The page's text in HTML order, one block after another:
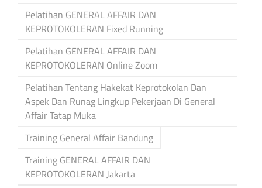
Pelatihan GENERAL AFFAIR DAN
KEPROTOKOLERAN Fixed Running
Pelatihan GENERAL AFFAIR DAN
KEPROTOKOLERAN Online Zoom
Pelatihan Tentang Hakekat Keprotokolan Dan
Aspek Dan Runag Lingkup Pekerjaan Di General
Affair Tatap Muka
Training General Affair Bandung
Training GENERAL AFFAIR DAN
KEPROTOKOLERAN Jakarta